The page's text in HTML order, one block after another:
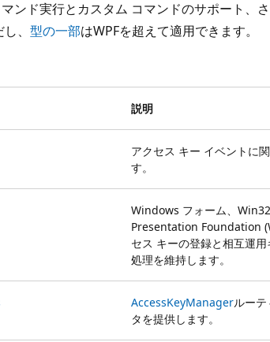
ンド実行とカスタム コマンドのサポート、
、 型の一部はWPFを超えて適用できます。
説明
アクセス キー イベントに
す。
Windows フォーム、
Presentation Foundation
セス キーの登録と相互運
処理を維持します。
AccessKeyManagerルー
タを提供します。